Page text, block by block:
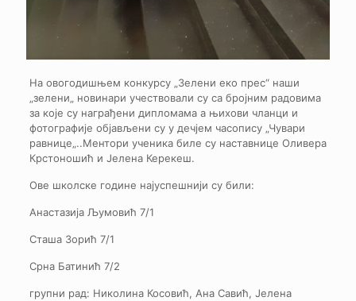
На овогодишњем конкурсу „Зелени еко прес“ наши
„зелени„ новинари учествовали су са бројним радовима
за које су награђени дипломама а њихови чланци и
фотографије објављени су у дечјем часопису „Чувари
равнице„..Ментори ученика биле су наставнице Оливера
Крстоношић и Јелена Керекеш.
Ове школске године најуспешнији су били:
Анастазија Љумовић 7/1
Сташа Зорић 7/1
Срна Батинић 7/2
групни рад: Николина Косовић, Ана Савић, Јелена